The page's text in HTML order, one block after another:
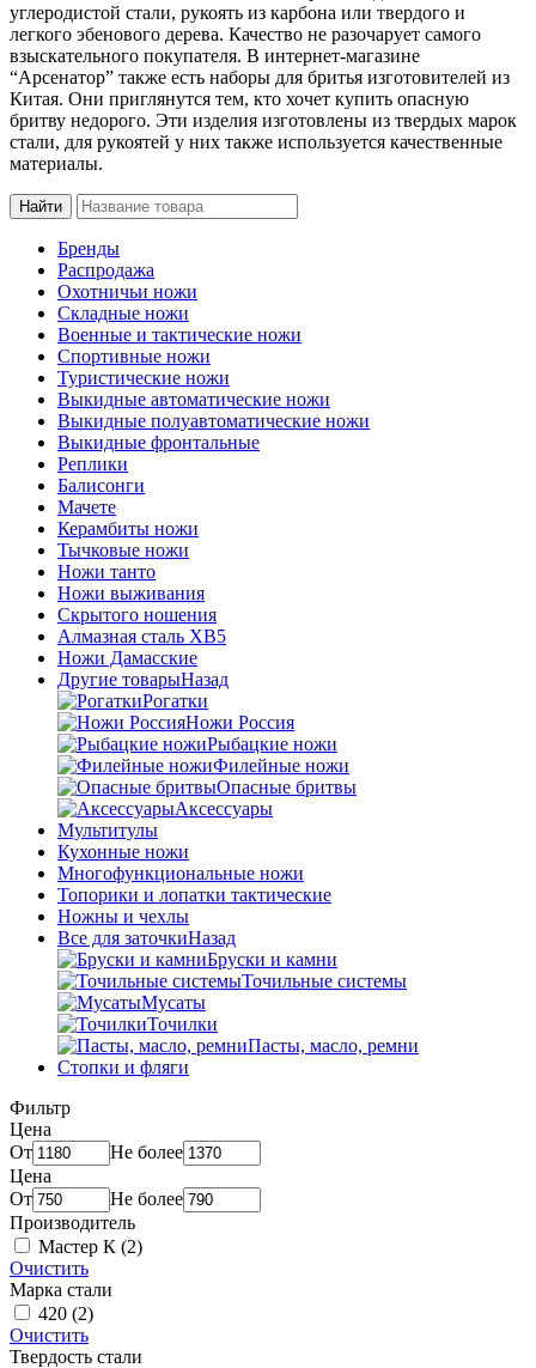
углеродистой стали, рукоять из карбона или твердого и
легкого эбенового дерева. Качество не разочарует самого
взыскательного покупателя. В интернет-магазине
“Арсенатор” также есть наборы для бритья изготовителей из
Китая. Они приглянутся тем, кто хочет купить опасную
бритву недорого. Эти изделия изготовлены из твердых марок
стали, для рукоятей у них также используется качественные
материалы.
Бренды
Распродажа
Охотничьи ножи
Складные ножи
Военные и тактические ножи
Спортивные ножи
Туристические ножи
Выкидные автоматические ножи
Выкидные полуавтоматические ножи
Выкидные фронтальные
Реплики
Балисонги
Мачете
Керамбиты ножи
Тычковые ножи
Ножи танто
Ножи выживания
Скрытого ношения
Алмазная сталь ХВ5
Ножи Дамасские
Другие товарыНазад
Рогатки
Ножи Россия
Рыбацкие ножи
Филейные ножи
Опасные бритвы
Аксессуары
Мультитулы
Кухонные ножи
Многофункциональные ножи
Топорики и лопатки тактические
Ножны и чехлы
Все для заточкиНазад
Бруски и камни
Точильные системы
Мусаты
Точилки
Пасты, масло, ремни
Стопки и фляги
Фильтр
Цена
От
Не более
Цена
От
Не более
Производитель
Мастер К (2)
Очистить
Марка стали
420 (2)
Очистить
Твердость стали